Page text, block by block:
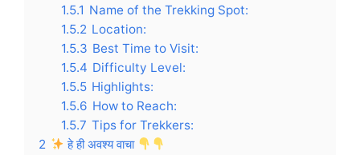
1.5.1 Name of the Trekking Spot:
1.5.2 Location:
1.5.3 Best Time to Visit:
1.5.4 Difficulty Level:
1.5.5 Highlights:
1.5.6 How to Reach:
1.5.7 Tips for Trekkers:
2
हे ही अवश्य वाचा